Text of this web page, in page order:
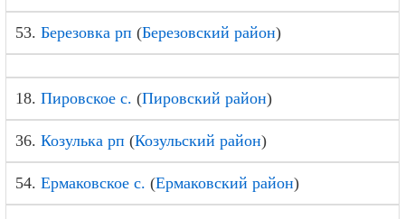
53. Березовка рп (Березовский район)
18. Пировское с. (Пировский район)
36. Козулька рп (Козульский район)
54. Ермаковское с. (Ермаковский район)